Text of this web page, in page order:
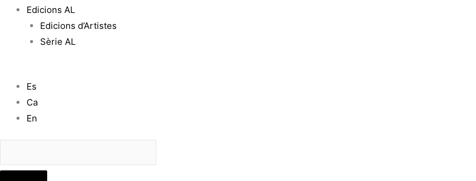
Edicions AL
Edicions d’Artistes
Sèrie AL
Es
Ca
En